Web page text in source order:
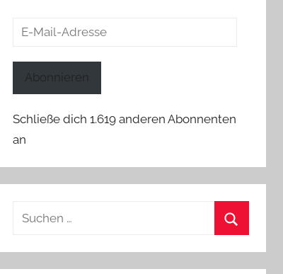
E-
Abonnieren
Schließe dich 1.619 anderen Abonnenten
an
Suchen